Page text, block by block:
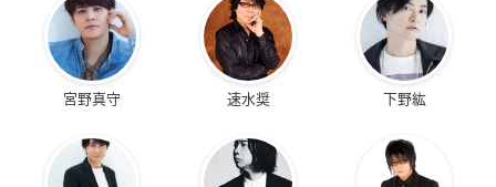
宮野真守 速水奨 下野紘